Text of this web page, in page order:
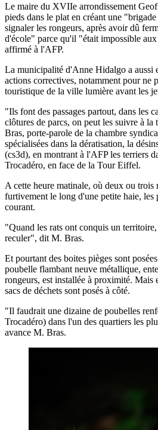
Le maire du XVIIe arrondissement
pieds dans le plat en créant une
signaler les rongeurs, après avoir dû
d'école" parce qu'il "était impossible
affirmé à l'AFP.
La municipalité d'Anne Hidalgo a aussi
actions correctives, notamment pour ne
touristique de la ville lumière avant les
"Ils font des passages partout, dans les
clôtures de parcs, on peut les suivre à la
Bras, porte-parole de la chambre
spécialisées dans la dératisation, la
(cs3d), en montrant à l'AFP les terriers
Trocadéro, en face de la Tour Eiffel.
A cette heure matinale, où deux ou trois
furtivement le long d'une petite haie, les
courant.
"Quand les rats ont conquis un
reculer", dit M. Bras.
Et pourtant des boites pièges sont
poubelle flambant neuve métallique,
rongeurs, est installée à proximité. Mais
sacs de déchets sont posés à côté.
"Il faudrait une dizaine de poubelles
Trocadéro) dans l'un des quartiers les
avance M. Bras.